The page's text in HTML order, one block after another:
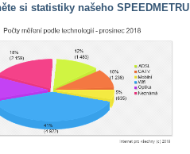
si statistiky našeho SPEEDMETRU